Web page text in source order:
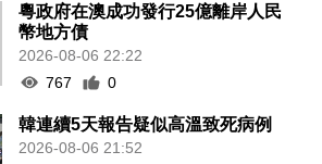
粵政府在澳成功發行25億離岸人民
幣地方債
2026-08-06 22:22
767
0
韓連續5天報告疑似高溫致死病例
2026-08-06 21:52